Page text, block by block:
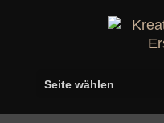
Seite wählen